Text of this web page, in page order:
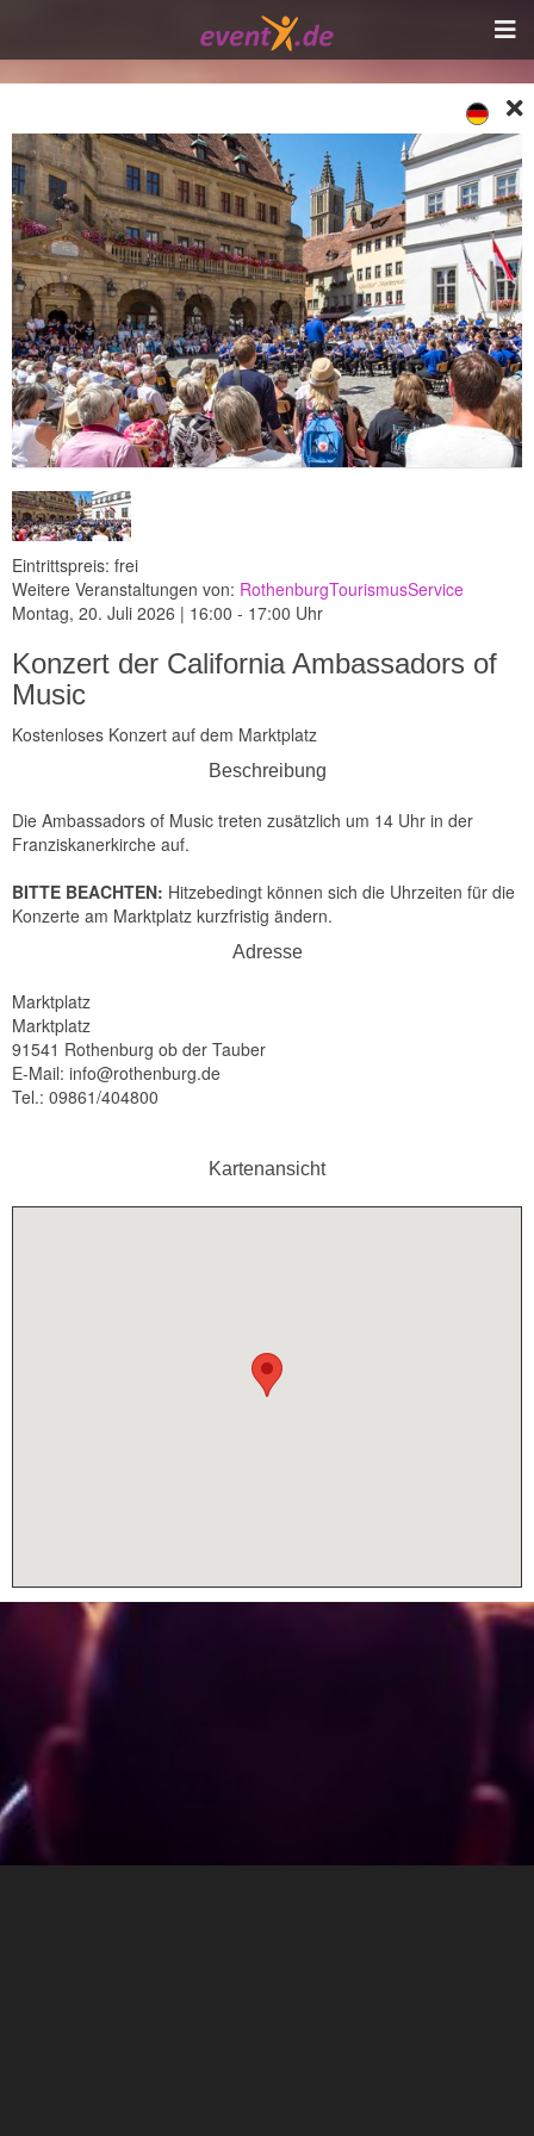
Eintrittspreis: frei
Weitere Veranstaltungen von: RothenburgTourismusService
Montag, 20. Juli 2026 | 16:00 - 17:00 Uhr
Konzert der California Ambassadors of
Music
Kostenloses Konzert auf dem Marktplatz
Beschreibung
Die Ambassadors of Music treten zusätzlich um 14 Uhr in der
Franziskanerkirche auf.
BITTE BEACHTEN: Hitzebedingt können sich die Uhrzeiten für die
Konzerte am Marktplatz kurzfristig ändern.
Adresse
Marktplatz
Marktplatz
91541 Rothenburg ob der Tauber
E-Mail: info@rothenburg.de
Tel.: 09861/404800
Kartenansicht